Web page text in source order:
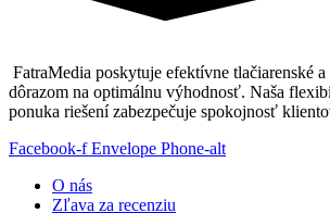
FatraMedia poskytuje efektívne tlačiarenské
dôrazom na optimálnu výhodnosť. Naša
ponuka riešení zabezpečuje spokojnosť
Facebook-f Envelope Phone-alt
O nás
Zľava za recenziu